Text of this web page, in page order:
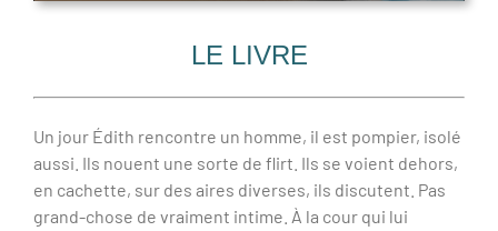
LE LIVRE
Un jour Édith rencontre un homme, il est pompier, isolé
aussi. Ils nouent une sorte de flirt. Ils se voient dehors,
en cachette, sur des aires diverses, ils discutent. Pas
grand-chose de vraiment intime. À la cour qui lui